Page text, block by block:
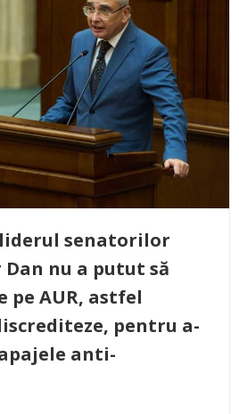
senatorilor
Dan nu a putut să
pe AUR, astfel
pentru a-
anti-